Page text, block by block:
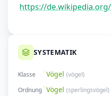
https://
SYSTEMATIK
Klasse Vögel (vögel)
Ordnung Vögel (sperlingsvögel)